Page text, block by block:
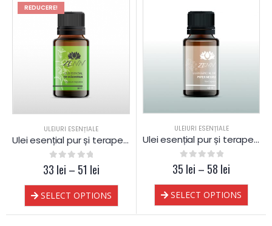
REDUCERE!
ULEIURI ESENȚIALE
Ulei esențial pur și terapeutic de Măghiran
0 out of 5
33 lei – 51 lei
SELECT OPTIONS
ULEIURI ESENȚIALE
Ulei esențial pur și terapeutic de Piper Negru
0 out of 5
35 lei – 58 lei
SELECT OPTIONS